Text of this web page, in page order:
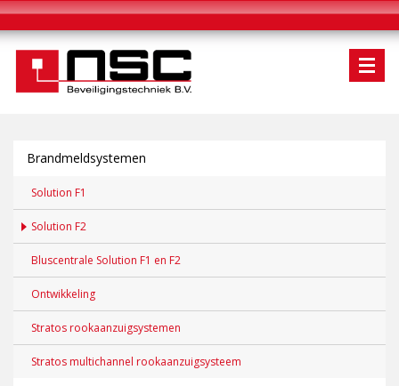
Brandmeldsystemen
Solution F1
Solution F2
Bluscentrale Solution F1 en F2
Ontwikkeling
Stratos rookaanzuigsystemen
Stratos multichannel rookaanzuigsysteem